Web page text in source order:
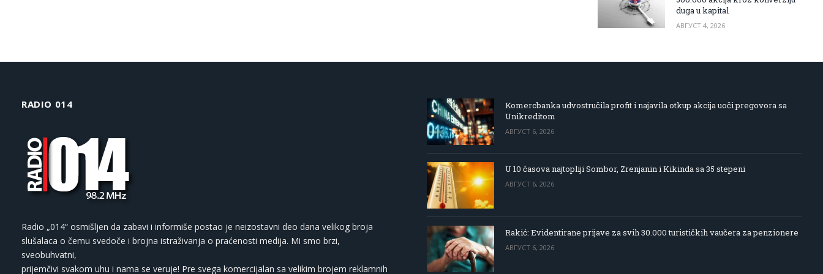
duga u kapital
АВГУСТ 4, 2026
RADIO 014
Radio „014“ osmišljen da zabavi i informiše postao je neizostavni deo dana velikog broja
slušalaca o čemu svedoče i brojna istraživanja o praćenosti medija. Mi smo brzi,
sveobuhvatni,
prijemčivi svakom uhu i nama se veruje! Pre svega komercijalan sa velikim brojem reklamnih
Komercbanka udvostručila profit i najavila otkup akcija uoči pregovora sa
Unikreditom
АВГУСТ 6, 2026
U 10 časova najtopliji Sombor, Zrenjanin i Kikinda sa 35 stepeni
АВГУСТ 6, 2026
Rakić: Evidentirane prijave za svih 30.000 turističkih vaučera za penzionere
АВГУСТ 6, 2026